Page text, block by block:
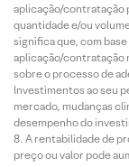
aplicação/contratação
quantidade e/ou
significa que, com
aplicação/contratação
sobre o processo de
Investimentos ao seu
mercado, mudanças
desempenho do
A rentabilidade de
preço ou valor pode